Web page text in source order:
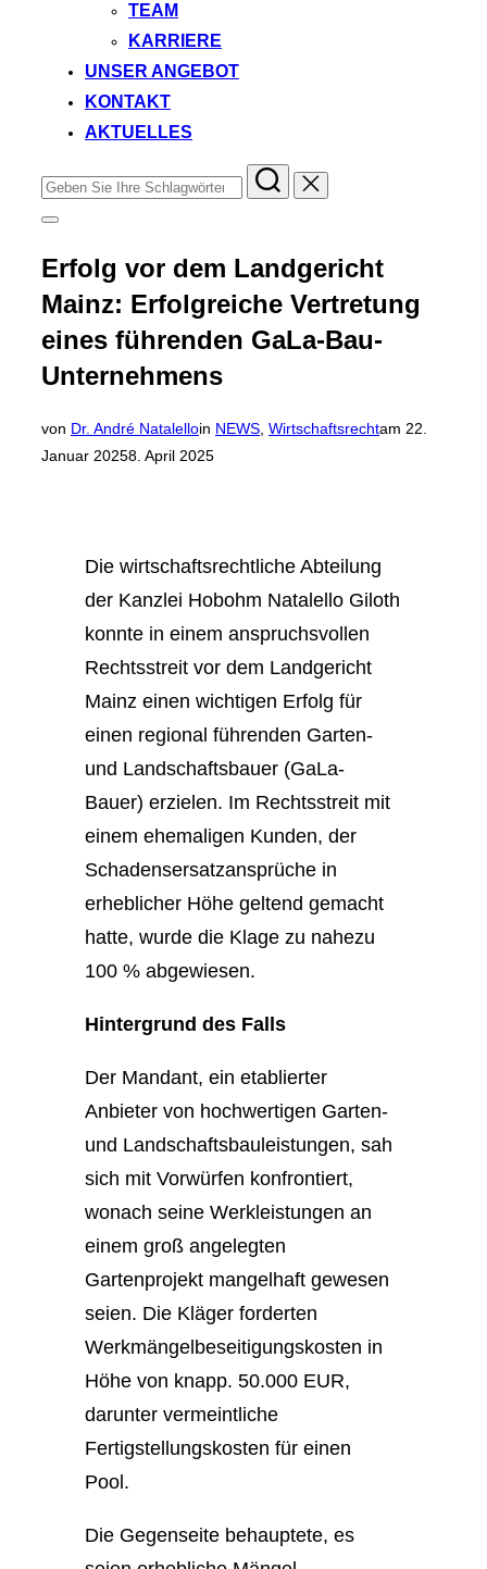
TEAM
KARRIERE
UNSER ANGEBOT
KONTAKT
AKTUELLES
Erfolg vor dem Landgericht
Mainz: Erfolgreiche Vertretung
eines führenden GaLa-Bau-
Unternehmens
von Dr. André Natalelloin NEWS Wirtschaftsrechtam 22.
Januar 20258. April 2025
Die wirtschaftsrechtliche Abteilung
der Kanzlei Hobohm Natalello Giloth
konnte in einem anspruchsvollen
Rechtsstreit vor dem Landgericht
Mainz einen wichtigen Erfolg für
einen regional führenden Garten-
und Landschaftsbauer (GaLa-
Bauer) erzielen. Im Rechtsstreit mit
einem ehemaligen Kunden, der
Schadensersatzansprüche in
erheblicher Höhe geltend gemacht
hatte, wurde die Klage zu nahezu
100 % abgewiesen.
Hintergrund des Falls
Der Mandant, ein etablierter
Anbieter von hochwertigen Garten-
und Landschaftsbauleistungen, sah
sich mit Vorwürfen konfrontiert,
wonach seine Werkleistungen an
einem groß angelegten
Gartenprojekt mangelhaft gewesen
seien. Die Kläger forderten
Werkmängelbeseitigungskosten in
Höhe von knapp. 50.000 EUR,
darunter vermeintliche
Fertigstellungskosten für einen
Pool.
Die Gegenseite behauptete, es